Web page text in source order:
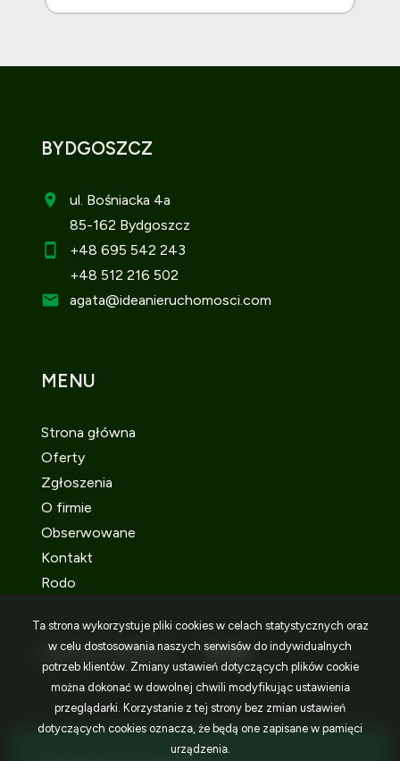
BYDGOSZCZ
ul. Bośniacka 4a
85-162 Bydgoszcz
+48 695 542 243
+48 512 216 502
agata@ideanieruchomosci.com
MENU
Strona główna
Oferty
Zgłoszenia
O firmie
Obserwowane
Kontakt
Rodo
SOCIAL MEDIA Facebook
Facebook
Facebook
Ta strona wykorzystuje pliki cookies w celach statystycznych oraz
w celu dostosowania naszych serwisów do indywidualnych
potrzeb klientów. Zmiany ustawień dotyczących plików cookie
można dokonać w dowolnej chwili modyfikując ustawienia
przeglądarki. Korzystanie z tej strony bez zmian ustawień
dotyczących cookies oznacza, że będą one zapisane w pamięci
urządzenia.